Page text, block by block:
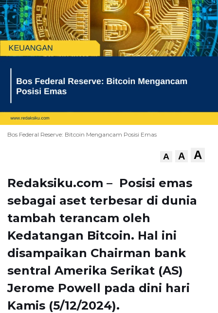
Bos Federal Reserve: Bitcoin Mengancam Posisi Emas
A A A
Redaksiku.com – Posisi emas
sebagai aset terbesar di dunia
tambah terancam oleh
Kedatangan Bitcoin. Hal ini
disampaikan Chairman bank
sentral Amerika Serikat (AS)
Jerome Powell pada dini hari
Kamis (5/12/2024).